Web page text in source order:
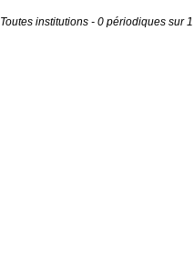
Toutes institutions - 0 périodiques sur